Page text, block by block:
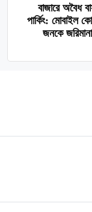
বাজারে অবৈধ
পার্কিং: মোবাইল
জনকে জরিমানা